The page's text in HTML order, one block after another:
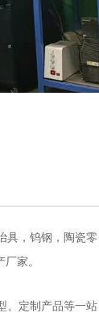
具，钨钢，陶瓷零
家。
、定制产品等一站